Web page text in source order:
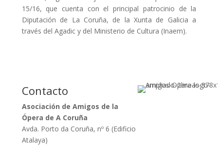
15/16, que cuenta con el principal patrocinio de la
Diputación de La Coruña, de la Xunta de Galicia a
través del Agadic y del Ministerio de Cultura (Inaem).
Contacto
Asociación de Amigos de la
Ópera de A Coruña
Avda. Porto da Coruña, nº 6 (Edificio
Atalaya)